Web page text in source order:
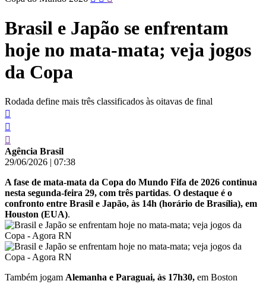
para
conteúdo
Brasil e Japão se enfrentam
hoje no mata-mata; veja jogos
da Copa
Rodada define mais três classificados às oitavas de final
Agência Brasil
29/06/2026 | 07:38
A fase de mata‑mata da Copa do Mundo Fifa de 2026 continua
nesta segunda‑feira 29, com três partidas. O destaque é o
confronto entre Brasil e Japão, às 14h (horário de Brasília), em
Houston (EUA).
Também jogam Alemanha e Paraguai, às 17h30, em Boston